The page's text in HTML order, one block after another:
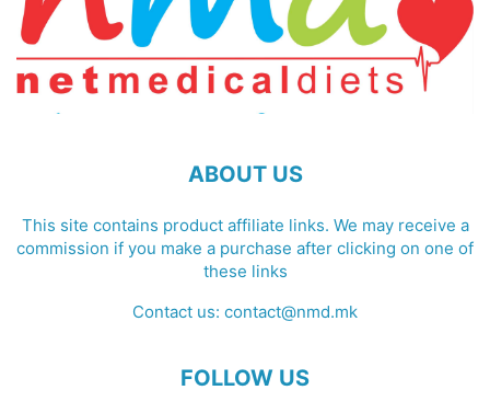
ABOUT US
This site contains product affiliate links. We may receive a
commission if you make a purchase after clicking on one of
these links
Contact us: contact@nmd.mk
FOLLOW US